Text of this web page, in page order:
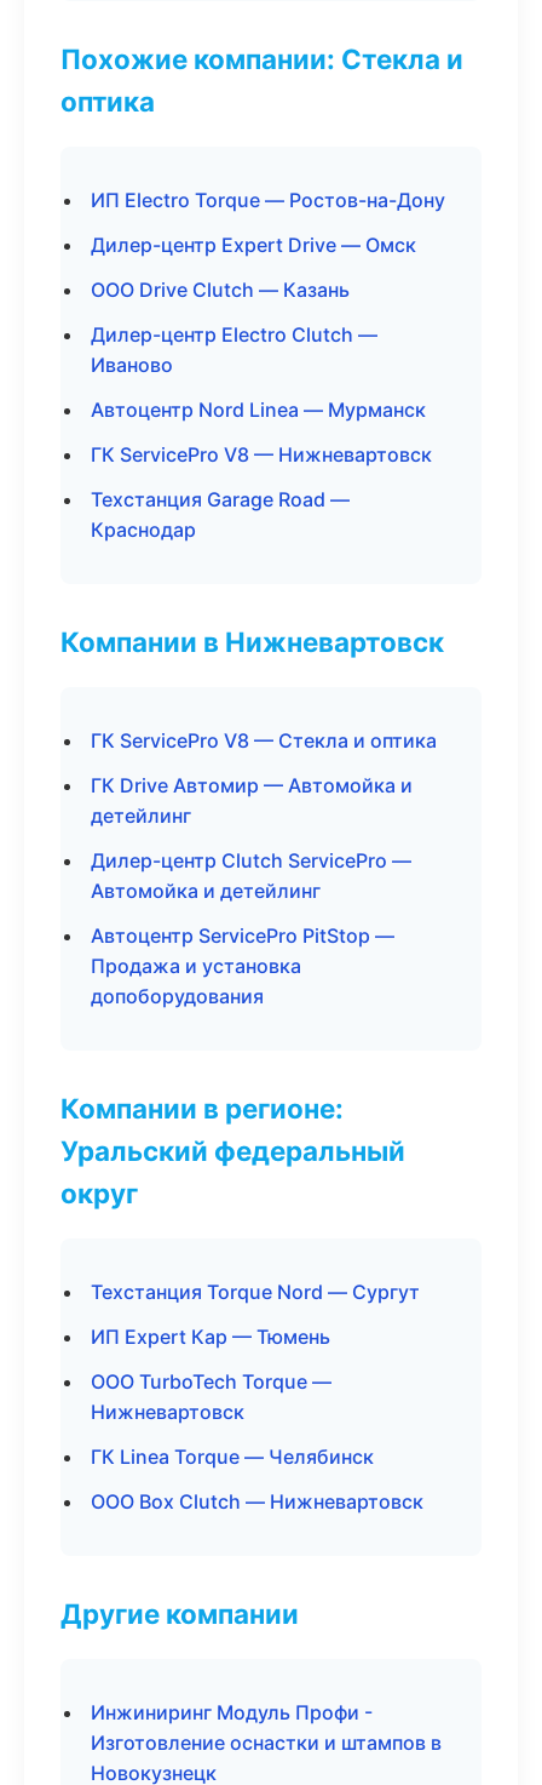
Похожие компании: Стекла и
оптика
ИП Electro Torque — Ростов-на-Дону
Дилер-центр Expert Drive — Омск
ООО Drive Clutch — Казань
Дилер-центр Electro Clutch —
Иваново
Автоцентр Nord Linea — Мурманск
ГК ServicePro V8 — Нижневартовск
Техстанция Garage Road —
Краснодар
Компании в Нижневартовск
ГК ServicePro V8 — Стекла и оптика
ГК Drive Автомир — Автомойка и
детейлинг
Дилер-центр Clutch ServicePro —
Автомойка и детейлинг
Автоцентр ServicePro PitStop —
Продажа и установка
допоборудования
Компании в регионе:
Уральский федеральный
округ
Техстанция Torque Nord — Сургут
ИП Expert Кар — Тюмень
ООО TurboTech Torque —
Нижневартовск
ГК Linea Torque — Челябинск
ООО Box Clutch — Нижневартовск
Другие компании
Инжиниринг Модуль Профи -
Изготовление оснастки и штампов в
Новокузнецк